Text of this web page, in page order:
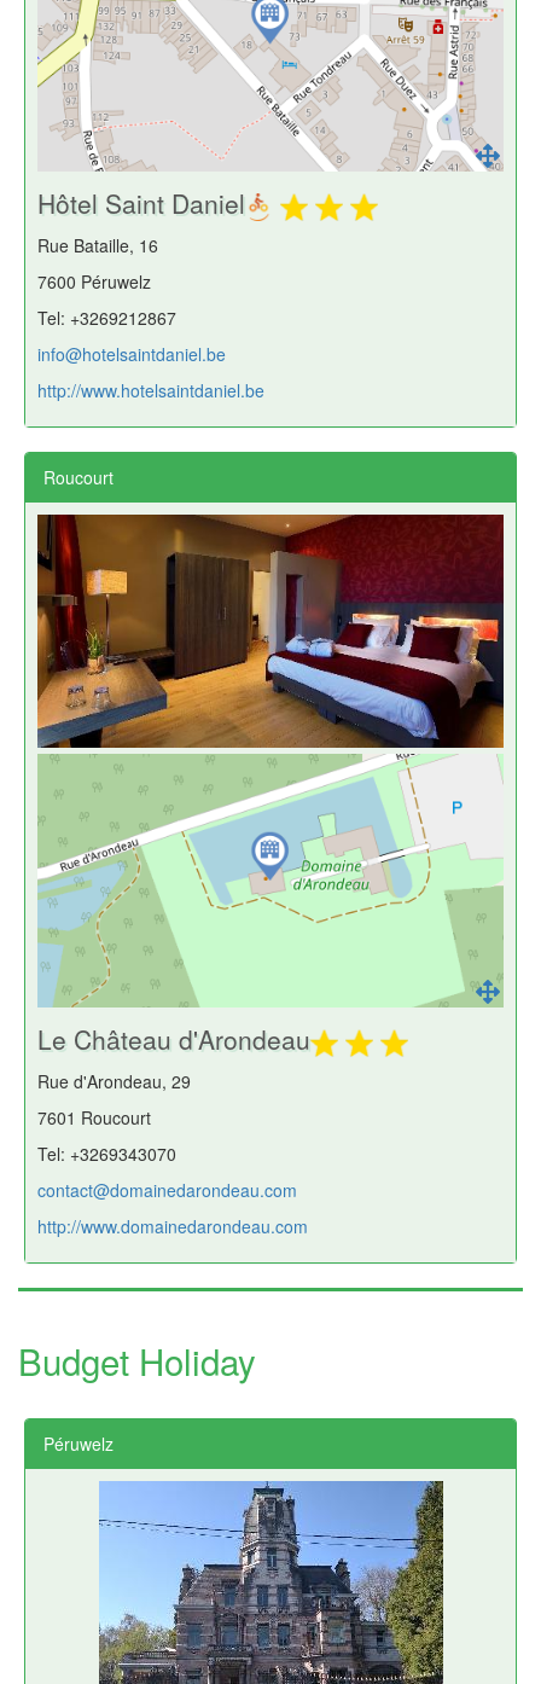
Hôtel Saint Daniel
Rue Bataille, 16
7600 Péruwelz
Tel: +3269212867
info@hotelsaintdaniel.be
http://www.hotelsaintdaniel.be
Roucourt
Le Château d'Arondeau
Rue d'Arondeau, 29
7601 Roucourt
Tel: +3269343070
contact@domainedarondeau.com
http://www.domainedarondeau.com
Budget Holiday
Péruwelz